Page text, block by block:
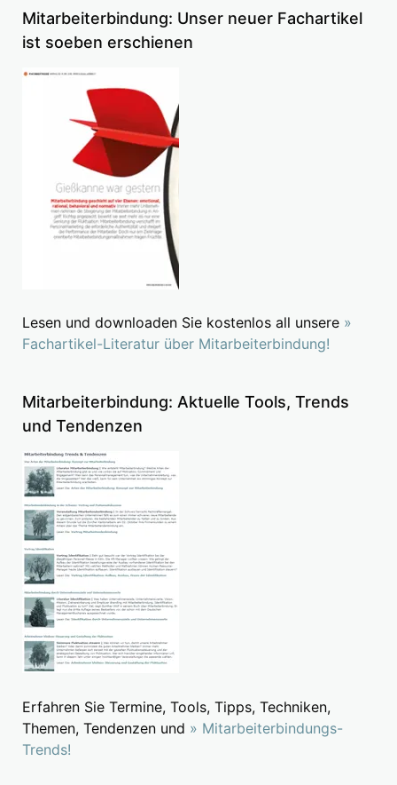
Mitarbeiterbindung: Unser neuer Fachartikel
ist soeben erschienen
Lesen und downloaden Sie kostenlos all unsere »
Fachartikel-Literatur über Mitarbeiterbindung!
Mitarbeiterbindung: Aktuelle Tools, Trends
und Tendenzen
Erfahren Sie Termine, Tools, Tipps, Techniken,
Themen, Tendenzen und » Mitarbeiterbindungs-
Trends!